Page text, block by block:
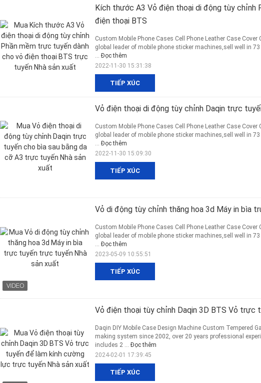
Kích thước A3 Vỏ điện thoại di động tùy chỉnh
điện thoại BTS
TIẾP XÚC
Custom Mobile Phone Cases Cell Phone Leather Case
global leader of mobile phone sticker machines,sell well in
... Đọc thêm
2022-11-30 15:31:38
Vỏ điện thoại di động tùy chỉnh Daqin trực
TIẾP XÚC
Custom Mobile Phone Cases Cell Phone Leather Case
global leader of mobile phone sticker machines,sell well in
... Đọc thêm
2022-11-30 15:09:30
Vỏ di động tùy chỉnh thăng hoa 3d Máy in bìa
TIẾP XÚC
Custom Mobile Phone Cases Cell Phone Leather Case
global leader of mobile phone sticker machines,sell well in
... Đọc thêm
2023-05-09 10:55:51
Vỏ điện thoại tùy chỉnh Daqin 3D BTS Vỏ trực
TIẾP XÚC
Daqin DIY Mobile Case Design Machine Custom Tempered
making system since 2002, over 20 years professional
includes 2 ... Đọc thêm
2024-02-01 17:39:45